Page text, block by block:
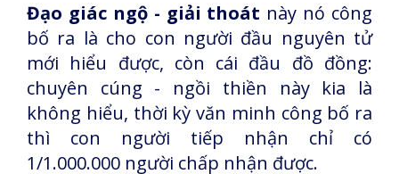
Đạo giác ngộ - giải thoát này nó công
bố ra là cho con người đầu nguyên tử
mới hiểu được, còn cái đầu đồ đồng:
chuyên cúng - ngồi thiền này kia là
không hiểu, thời kỳ văn minh công bố ra
thì con người tiếp nhận chỉ có
1/1.000.000 người chấp nhận được.